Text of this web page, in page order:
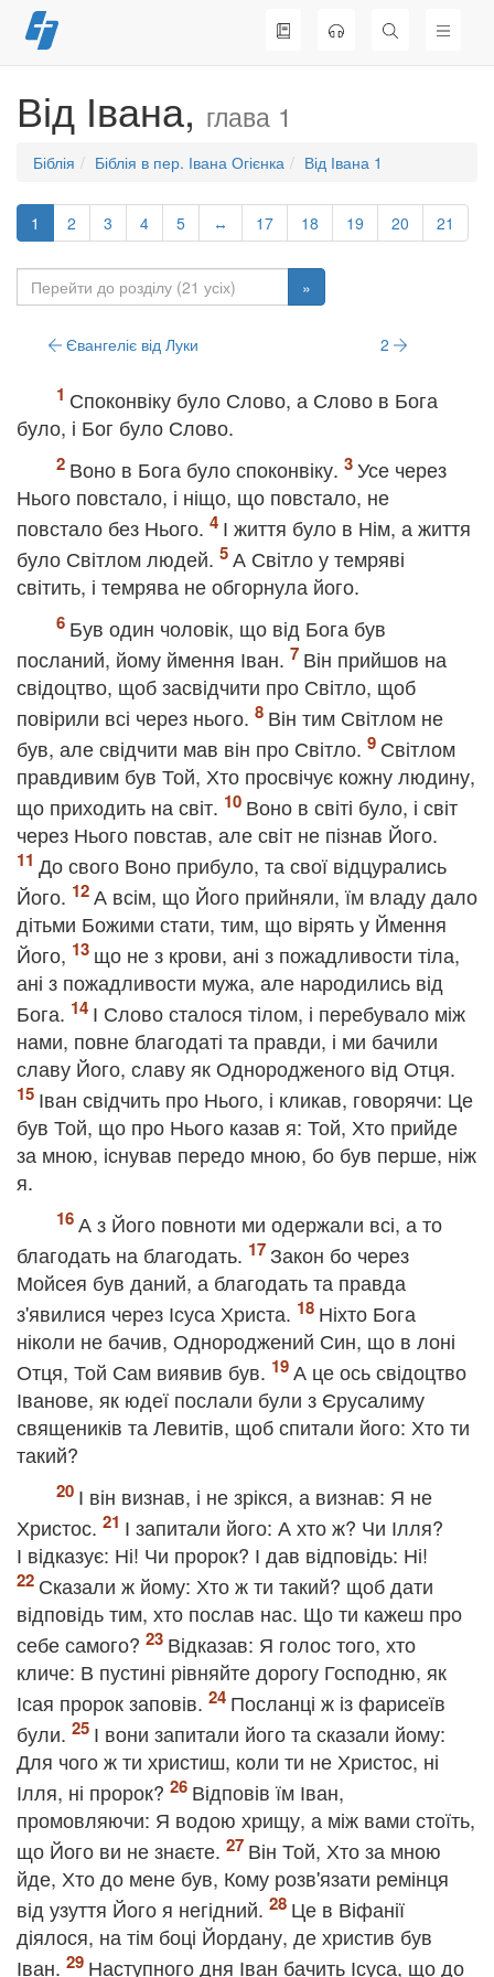
Перейти
до
Від Івана, глава 1
Біблія Біблія в пер. Івана Огієнка Від Івана 1
1 2 3 4 5 ↔ 17 18 19 20 21
»
Євангеліє від Луки 2
Споконвіку було Слово, а Слово в Бога
було, і Бог було Слово.
Воно в Бога було споконвіку.
Усе через
Нього повстало, і ніщо, що повстало, не
повстало без Нього.
І життя було в Нім, а життя
було Світлом людей.
А Світло у темряві
світить, і темрява не обгорнула його.
Був один чоловік, що від Бога був
посланий, йому ймення Іван.
Він прийшов на
свідоцтво, щоб засвідчити про Світло, щоб
повірили всі через нього.
Він тим Світлом не
був, але свідчити мав він про Світло.
Світлом
правдивим був Той, Хто просвічує кожну людину,
що приходить на світ.
Воно в світі було, і світ
через Нього повстав, але світ не пізнав Його.
До свого Воно прибуло, та свої відцурались
Його.
А всім, що Його прийняли, їм владу дало
дітьми Божими стати, тим, що вірять у Ймення
Його,
що не з крови, ані з пожадливости тіла,
ані з пожадливости мужа, але народились від
Бога.
І Слово сталося тілом, і перебувало між
нами, повне благодаті та правди, і ми бачили
славу Його, славу як Однородженого від Отця.
Іван свідчить про Нього, і кликав, говорячи: Це
був Той, що про Нього казав я: Той, Хто прийде
за мною, існував передо мною, бо був перше, ніж
я.
А з Його повноти ми одержали всі, а то
благодать на благодать.
Закон бо через
Мойсея був даний, а благодать та правда
з'явилися через Ісуса Христа.
Ніхто Бога
ніколи не бачив, Однороджений Син, що в лоні
Отця, Той Сам виявив був.
А це ось свідоцтво
Іванове, як юдеї послали були з Єрусалиму
священиків та Левитів, щоб спитали його: Хто ти
такий?
І він визнав, і не зрікся, а визнав: Я не
Христос.
І запитали його: А хто ж? Чи Ілля?
І відказує: Ні! Чи пророк? І дав відповідь: Ні!
Сказали ж йому: Хто ж ти такий? щоб дати
відповідь тим, хто послав нас. Що ти кажеш про
себе самого?
Відказав: Я голос того, хто
кличе: В пустині рівняйте дорогу Господню, як
Ісая пророк заповів.
Посланці ж із фарисеїв
були.
І вони запитали його та сказали йому:
Для чого ж ти христиш, коли ти не Христос, ні
Ілля, ні пророк?
Відповів їм Іван,
промовляючи: Я водою хрищу, а між вами стоїть,
що Його ви не знаєте.
Він Той, Хто за мною
йде, Хто до мене був, Кому розв'язати ремінця
від узуття Його я негідний.
Це в Віфанії
діялося, на тім боці Йордану, де христив був
Іван.
Наступного дня Іван бачить Ісуса, що до